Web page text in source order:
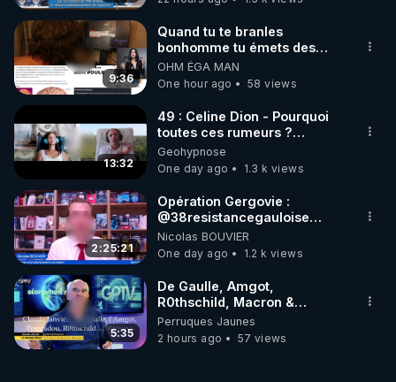
en raison de
contraintes
budgétaires, le nombre
de mères et d'enfants
accompagnés…
contraintes budgétaires, le
nombre de mères et
d'enfants accompagnés…
9:36
Quand tu te branles
bonhomme tu émets des
ondes ils ont juste omis de
t'expliquer
OHM ÉGA MAN
One hour ago
58 views
13:32
49 : Celine Dion - Pourquoi
toutes ces rumeurs ?
Enquête sous hypnose
Geohypnose
One day ago
1.3 k views
2:25:21
Opération Gergovie :
‪@38resistancegauloise‬
‪@MarionSigautOfficiel‬
‪@gladysriifard5710‬ Laëtitia
Nicolas BOUVIER
One day ago
1.2 k views
5:35
De Gaulle, Amgot,
R0thschild, Macron &
Pompidou… Macron Claude
Janvier, GPTV, 18 X 2024
Perruques Jaunes
2 hours ago
57 views